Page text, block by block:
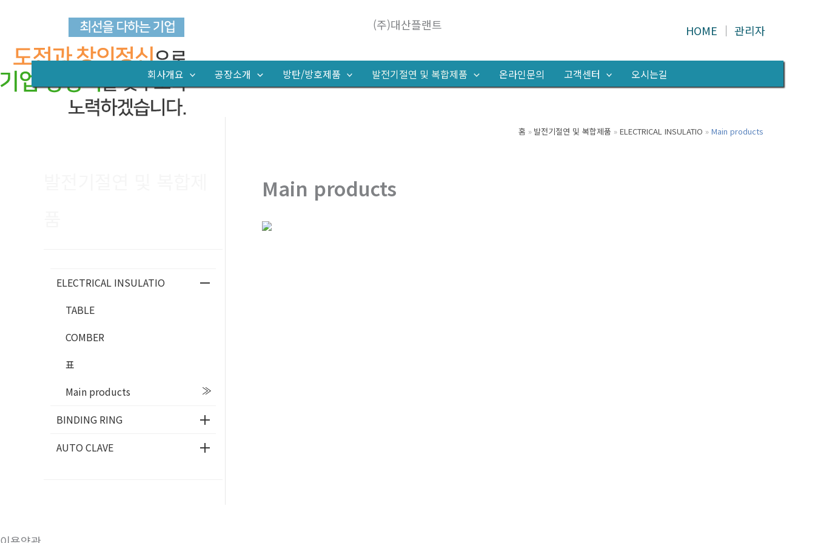
건
(주)대산플랜트 HOME │ 관리자
회사개요 공장소개 방탄/방호제품 발전기절연 및 복합제품 온라인문의 고객센터 오시는길
ELECTRICAL INSULATIO
TABLE
COMBER
표
Main products
BINDING RING
AUTO CLAVE
홈 발전기절연 및 복합제품 ELECTRICAL INSULATIO Main products
Main products